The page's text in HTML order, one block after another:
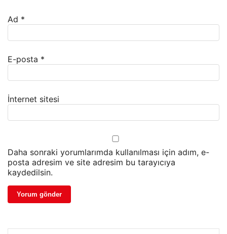
Ad *
E-posta *
İnternet sitesi
Daha sonraki yorumlarımda kullanılması için adım, e-
posta adresim ve site adresim bu tarayıcıya
kaydedilsin.